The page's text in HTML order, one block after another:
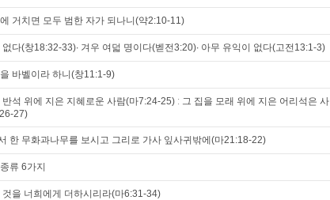
거치면 모두 범한 자가 되나니(약2:10-11)
없다(창18:32-33)∙ 겨우 여덟 명이다(벧전3:20)∙ 아무 유익이 없다(고전13:1-3)
바벨이라 하니(창11:1-9)
반석 위에 지은 지혜로운 사람(마7:24-25) ː 그 집을 모래 위에 지은 어리석은 사
27)
한 무화과나무를 보시고 그리로 가사 잎사귀밖에(마21:18-22)
류 6가지
것을 너희에게 더하시리라(마6:31-34)